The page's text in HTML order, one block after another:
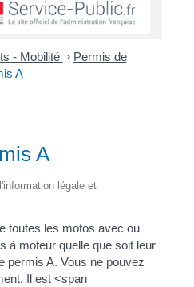
- Mobilité > Permis de
A
A
légale et
toutes les motos avec ou
à moteur quelle que soit leur
permis A. Vous ne pouvez
Il est <span